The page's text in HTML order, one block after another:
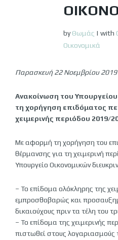
byΘωμάς | with
Οικονομικά
Παρασκευή 22 Νοεμβρίου 2019
Ανακοίνωση του
τη χορήγηση επιδόματος
χειμερινής περιόδου 2019/
Με αφορμή τη χορήγηση του
θέρμανσης για τη χειμερινή
Υπουργείο Οικονομικών
– Το επίδομα ολόκληρης της
εμπροσθοβαρώς και
δικαιούχους πριν τα τέλη του
– Το επίδομα της χειμερινής
πιστωθεί στους λογαριασμούς